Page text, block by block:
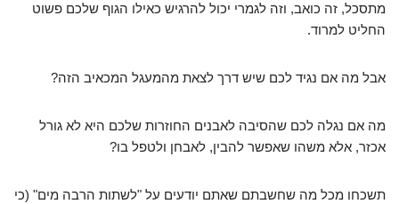
מתסכל, זה כואב, וזה לגמרי יכול להרגיש כאילו הגוף שלכם פשוט
החליט למרוד.
אבל מה אם נגיד לכם שיש דרך לצאת מהמעגל המכאיב הזה?
מה אם נגלה לכם שהסיבה לאבנים החוזרות שלכם היא לא גורל
אכזר, אלא משהו שאפשר להבין, לאבחן ולטפל בו?
תשכחו מכל מה שחשבתם שאתם יודעים על "לשתות הרבה מים" (כי